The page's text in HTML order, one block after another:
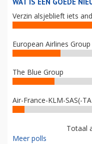
Verzin alsjeblieft iets
European Airlines Group
The Blue Group
Air-France-KLM-SAS(-
Totaal
Meer polls